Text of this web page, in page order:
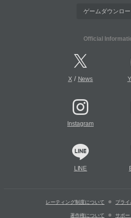
ゲームダウンロ
Official
X/ News
Instagram
LINE
レーティング制度について プラ
著作権について サポー